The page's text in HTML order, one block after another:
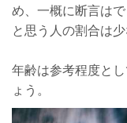
め、一概に断言は
と思う人の割合は
年齢は参考程度と
ょう。